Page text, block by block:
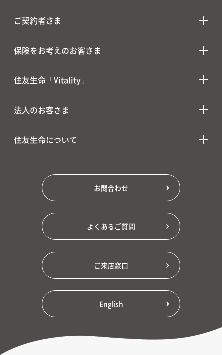
ご契約者さま
保険をお考えのお客さま
住友生命「Vitality」
法人のお客さま
住友生命について
お問合わせ
よくあるご質問
ご来店窓口
English